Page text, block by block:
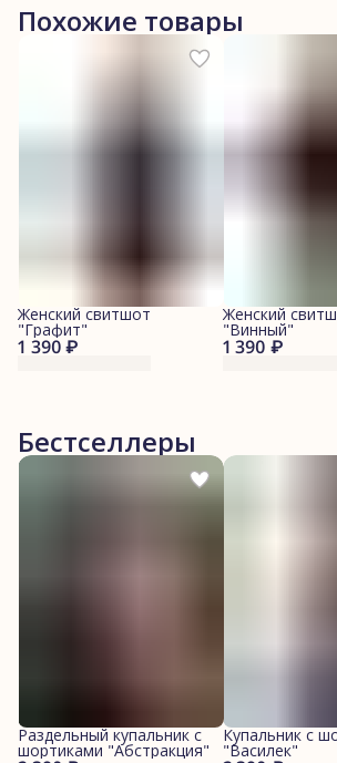
Похожие товары
1 390 ₽
Женский свитшот
"Графит"
1 390 ₽
Женский
"Винный"
Бестселлеры
Раздельный купальник с
шортиками "Абстракция"
Купальник с
"Василек"